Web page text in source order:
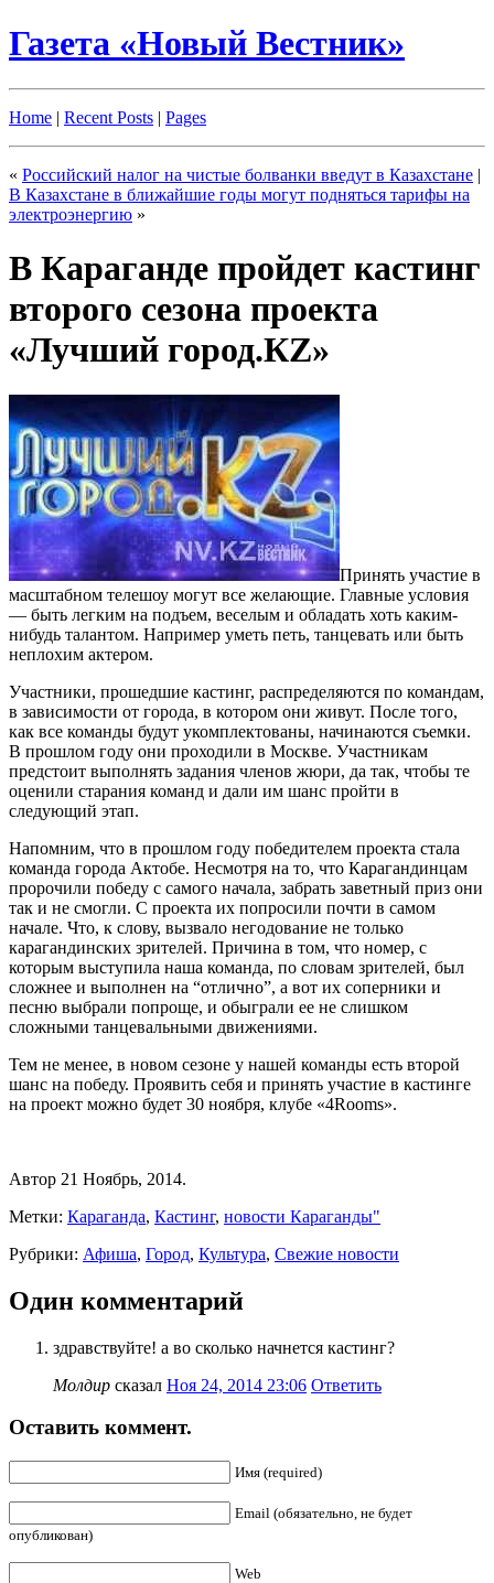
Газета «Новый Вестник»
Home | Recent Posts | Pages
« Российский налог на чистые болванки введут в Казахстане |
В Казахстане в ближайшие годы могут подняться тарифы на
электроэнергию »
В Караганде пройдет кастинг
второго сезона проекта
«Лучший город.КZ»
Принять участие в
масштабном телешоу могут все желающие. Главные условия
— быть легким на подъем, веселым и обладать хоть каким-
нибудь талантом. Например уметь петь, танцевать или быть
неплохим актером.
Участники, прошедшие кастинг, распределяются по командам,
в зависимости от города, в котором они живут. После того,
как все команды будут укомплектованы, начинаются съемки.
В прошлом году они проходили в Москве. Участникам
предстоит выполнять задания членов жюри, да так, чтобы те
оценили старания команд и дали им шанс пройти в
следующий этап.
Напомним, что в прошлом году победителем проекта стала
команда города Актобе. Несмотря на то, что Карагандинцам
пророчили победу с самого начала, забрать заветный приз они
так и не смогли. С проекта их попросили почти в самом
начале. Что, к слову, вызвало негодование не только
карагандинских зрителей. Причина в том, что номер, с
которым выступила наша команда, по словам зрителей, был
сложнее и выполнен на “отлично”, а вот их соперники и
песню выбрали попроще, и обыграли ее не слишком
сложными танцевальными движениями.
Тем не менее, в новом сезоне у нашей команды есть второй
шанс на победу. Проявить себя и принять участие в кастинге
на проект можно будет 30 ноября, клубе «4Rooms».
Автор 21 Ноябрь, 2014.
Метки: Караганда, Кастинг, новости Караганды"
Рубрики: Афиша, Город, Культура, Свежие новости
Один комментарий
здравствуйте! а во сколько начнется кастинг?
Молдир сказал Ноя 24, 2014 23:06 Ответить
Оставить коммент.
Имя (required)
Email (обязательно, не будет
опубликован)
Web